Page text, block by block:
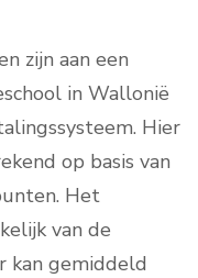
zijn aan een
in Wallonië
Hier
op basis van
Het
van de
kan gemiddeld